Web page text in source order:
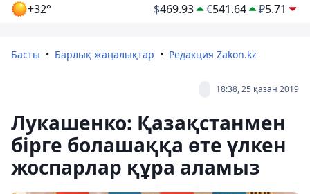
+32° $469.93 €541.64 ₽5.71
Басты Барлық жаңалықтар Редакция Zakon.kz
18:38, 25 қазан 2019
Лукашенко: Қазақстанмен
бірге болашаққа өте үлкен
жоспарлар құра аламыз